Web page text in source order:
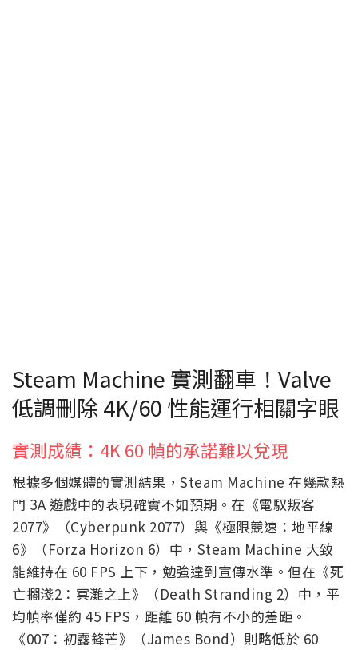
Steam Machine 實測翻車！Valve
低調刪除 4K/60 性能運行相關字眼
實測成績：4K 60 幀的承諾難以兌現
根據多個媒體的實測結果，Steam Machine 在幾款熱
門 3A 遊戲中的表現確實不如預期。在《電馭叛客
2077》（Cyberpunk 2077）與《極限競速：地平線
6》（Forza Horizon 6）中，Steam Machine 大致
能維持在 60 FPS 上下，勉強達到宣傳水準。但在《死
亡擱淺2：冥灘之上》（Death Stranding 2）中，平
均幀率僅約 45 FPS，距離 60 幀有不小的差距。
《007：初露鋒芒》（James Bond）則略低於 60